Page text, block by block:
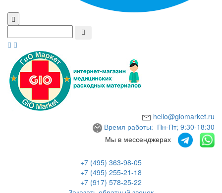
hello@giomarket.ru
Время работы: Пн-Пт; 9:30-18:30
Мы в мессенджерах
+7 (495) 363-98-05
+7 (495) 255-21-18
+7 (917) 578-25-22